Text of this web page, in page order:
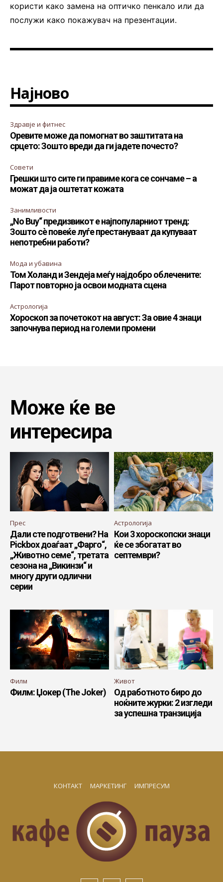
користи како замена на оптичко пенкало или да
послужи како покажувач на презентации.
Најново
Здравје и фитнес
Оревите може да помогнат во заштитата на
срцето: Зошто вреди да ги јадете почесто?
Совети
Грешки што сите ги правиме кога се сончаме – а
можат да ја оштетат кожата
Занимливости
„No Buy“ предизвикот е најпопуларниот тренд:
Зошто сè повеќе луѓе престануваат да купуваат
непотребни работи?
Мода и убавина
Том Холанд и Зендеја меѓу најдобро облечените:
Парот повторно ја освои модната сцена
Астрологија
Хороскоп за почетокот на август: За овие 4 знаци
започнува период на големи промени
Може ќе ве
интересира
Прес
Дали сте подготвени? На
Pickbox доаѓаат „Фарго“,
„Животно семе“, третата
сезона на „Викинзи“ и
многу други одлични
серии
Астрологија
Кои 3 хороскопски знаци
ќе се збогатат во
септември?
Филм
Филм: Џокер (The Joker)
Живот
Од работното биро до
ноќните журки: 2 изгледи
за успешна транзиција
КОНТАКТ МАРКЕТИНГ ИМПРЕСУМ